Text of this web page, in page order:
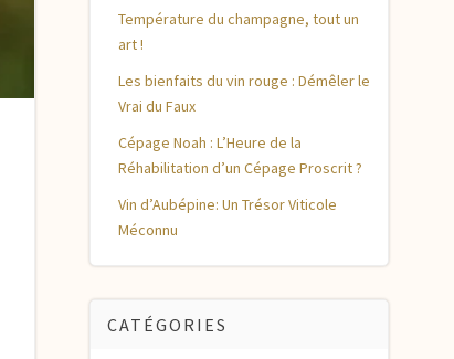
Température du champagne, tout un
art !
Les bienfaits du vin rouge : Démêler le
Vrai du Faux
Cépage Noah : L’Heure de la
Réhabilitation d’un Cépage Proscrit ?
Vin d’Aubépine: Un Trésor Viticole
Méconnu
CATÉGORIES